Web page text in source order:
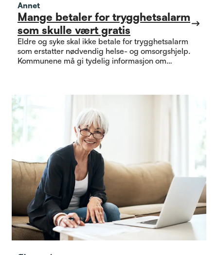
Annet
Mange betaler for trygghetsalarm
som skulle vært gratis
Eldre og syke skal ikke betale for trygghetsalarm
som erstatter nødvendig helse- og omsorgshjelp.
Kommunene må gi tydelig informasjon om